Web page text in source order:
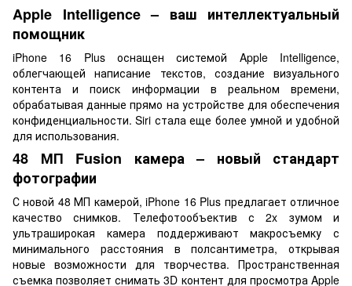
Apple Intelligence – ваш интеллектуальный
помощник
iPhone 16 Plus оснащен системой Apple Intelligence,
облегчающей написание текстов, создание визуального
контента и поиск информации в реальном времени,
обрабатывая данные прямо на устройстве для обеспечения
конфиденциальности. Siri стала еще более умной и удобной
для использования.
48 МП Fusion камера – новый стандарт
фотографии
С новой 48 МП камерой, iPhone 16 Plus предлагает отличное
качество снимков. Телефотообъектив с 2x зумом и
ультраширокая камера поддерживают макросъемку с
минимального расстояния в полсантиметра, открывая
новые возможности для творчества. Пространственная
съемка позволяет снимать 3D контент для просмотра Apple